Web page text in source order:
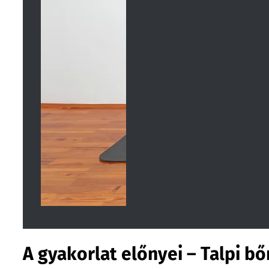
A gyakorlat előnyei – Talpi